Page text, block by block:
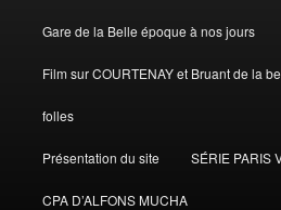
Gare de la Belle époque à nos jours
Film sur COURTENAY et Bruant de la
folles
Présentation du site SÉRIE PARIS
CPA D’ALFONS MUCHA